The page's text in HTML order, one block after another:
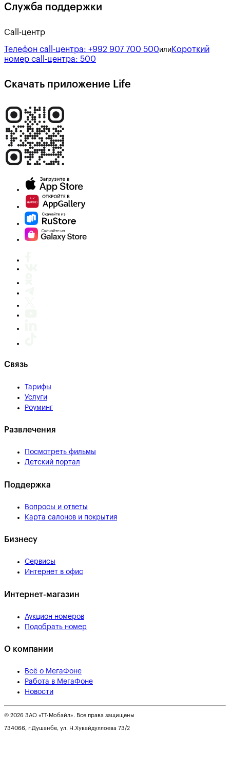
Служба поддержки
Call-центр
Телефон call-центра: +992 907 700 500или Короткий
номер call-центра: 500
Скачать приложение Life
Связь
Тарифы
Услуги
Роуминг
Развлечения
Посмотреть фильмы
Детский портал
Поддержка
Вопросы и ответы
Карта салонов и покрытия
Бизнесу
Сервисы
Интернет в офис
Интернет-магазин
Аукцион номеров
Подобрать номер
О компании
Всё о МегаФоне
Работа в МегаФоне
Новости
© 2026 ЗАО «ТТ-Мобайл». Все права защищены
734066, г.Душанбе, ул. Н.Хувайдуллоева 73/2